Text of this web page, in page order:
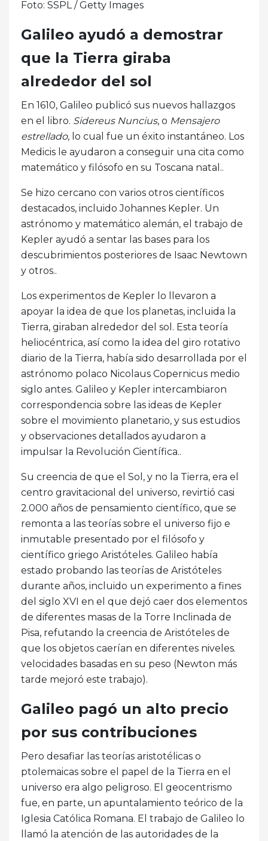
Foto: SSPL / Getty Images
Galileo ayudó a demostrar
que la Tierra giraba
alrededor del sol
En 1610, Galileo publicó sus nuevos hallazgos
en el libro. Sidereus Nuncius, o Mensajero
estrellado, lo cual fue un éxito instantáneo. Los
Medicis le ayudaron a conseguir una cita como
matemático y filósofo en su Toscana natal..
Se hizo cercano con varios otros científicos
destacados, incluido Johannes Kepler. Un
astrónomo y matemático alemán, el trabajo de
Kepler ayudó a sentar las bases para los
descubrimientos posteriores de Isaac Newtown
y otros..
Los experimentos de Kepler lo llevaron a
apoyar la idea de que los planetas, incluida la
Tierra, giraban alrededor del sol. Esta teoría
heliocéntrica, así como la idea del giro rotativo
diario de la Tierra, había sido desarrollada por el
astrónomo polaco Nicolaus Copernicus medio
siglo antes. Galileo y Kepler intercambiaron
correspondencia sobre las ideas de Kepler
sobre el movimiento planetario, y sus estudios
y observaciones detallados ayudaron a
impulsar la Revolución Científica..
Su creencia de que el Sol, y no la Tierra, era el
centro gravitacional del universo, revirtió casi
2.000 años de pensamiento científico, que se
remonta a las teorías sobre el universo fijo e
inmutable presentado por el filósofo y
científico griego Aristóteles. Galileo había
estado probando las teorías de Aristóteles
durante años, incluido un experimento a fines
del siglo XVI en el que dejó caer dos elementos
de diferentes masas de la Torre Inclinada de
Pisa, refutando la creencia de Aristóteles de
que los objetos caerían en diferentes niveles.
velocidades basadas en su peso (Newton más
tarde mejoró este trabajo).
Galileo pagó un alto precio
por sus contribuciones
Pero desafiar las teorías aristotélicas o
ptolemaicas sobre el papel de la Tierra en el
universo era algo peligroso. El geocentrismo
fue, en parte, un apuntalamiento teórico de la
Iglesia Católica Romana. El trabajo de Galileo lo
llamó la atención de las autoridades de la